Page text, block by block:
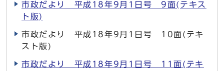
市政だより 平成18年9月1日号 9面(テキス
ト版)
市政だより 平成18年9月1日号 10面(テキ
スト版)
市政だより 平成18年9月1日号 11面(テキ